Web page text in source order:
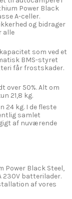
Power Black
A-celler.
og bidrager
alle
som ved et
BMS-styret
får frostskader.
over 50%. Alt om
21,8 kg.
24 kg. I de fleste
samlet
af nuværende
Power Black Steel,
230V batterilader.
af vores